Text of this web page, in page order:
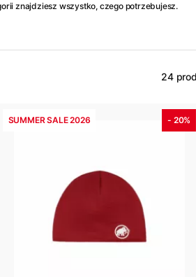
znajdziesz wszystko, czego potrzebujesz.
24
SUMMER SALE 2026 - 20%